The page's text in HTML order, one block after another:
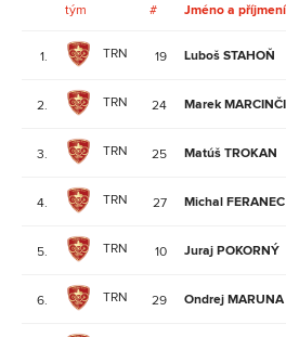
tým # Jméno a příjmení
1. TRN 19 Luboš STAHOŇ
2. TRN 24 Marek
3. TRN 25 Matúš TROKAN
4. TRN 27 Michal FERANEC
5. TRN 10 Juraj POKORNÝ
6. TRN 29 Ondrej MARUNA